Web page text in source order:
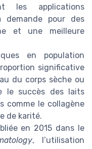
les applications
demande pour des
et une meilleure
en population
significative
du corps sèche ou
le succès des laits
comme le collagène
de karité.
en 2015 dans le
, l’utilisation